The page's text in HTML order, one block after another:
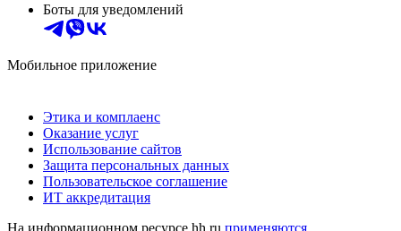
Боты для уведомлений
Мобильное приложение
Этика и комплаенс
Оказание услуг
Использование сайтов
Защита персональных данных
Пользовательское соглашение
ИТ аккредитация
На информационном ресурсе hh.ru применяются